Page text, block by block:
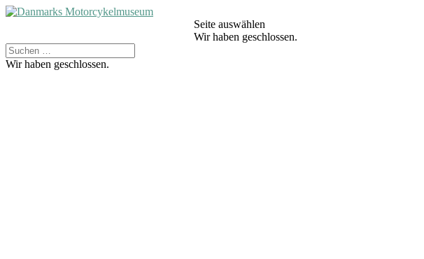
Seite auswählen
Wir haben geschlossen.
Wir haben geschlossen.